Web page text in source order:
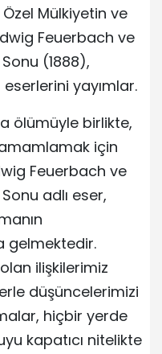
Mülkiyetin ve
Feuerbach ve
(1888),
yayımlar.
ölümüyle birlikte,
için
Feuerbach ve
adlı eser,
gelmektedir.
ilişkilerimiz
düşüncelerimizi
hiçbir yerde
kapatıcı nitelikte